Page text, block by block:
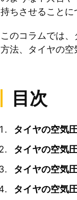
持ちさせることに
このコラムでは
方法、タイヤの空
目次
タイヤの空気
タイヤの空気
タイヤの空気
タイヤの空気